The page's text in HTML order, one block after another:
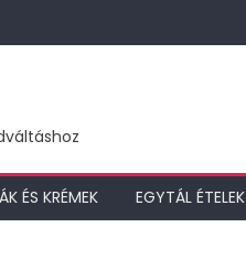
ÉS KRÉMEK EGYTÁL ÉTELEK